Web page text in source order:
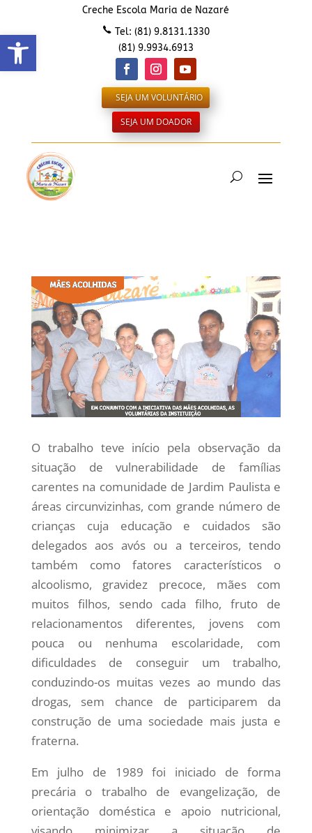
Abrir a barra de ferramentas
Creche Escola Maria de Nazaré
Tel: (81) 9.8131.1330
(81) 9.9934.6913
SEJA UM VOLUNTÁRIO
SEJA UM DOADOR
O trabalho teve início pela observação da
situação de vulnerabilidade de famílias
carentes na comunidade de Jardim Paulista e
áreas circunvizinhas, com grande número de
crianças cuja educação e cuidados são
delegados aos avós ou a terceiros, tendo
também como fatores característicos o
alcoolismo, gravidez precoce, mães com
muitos filhos, sendo cada filho, fruto de
relacionamentos diferentes, jovens com
pouca ou nenhuma escolaridade, com
dificuldades de conseguir um trabalho,
conduzindo-os muitas vezes ao mundo das
drogas, sem chance de participarem da
construção de uma sociedade mais justa e
fraterna.
Em julho de 1989 foi iniciado de forma
precária o trabalho de evangelização, de
orientação doméstica e apoio nutricional,